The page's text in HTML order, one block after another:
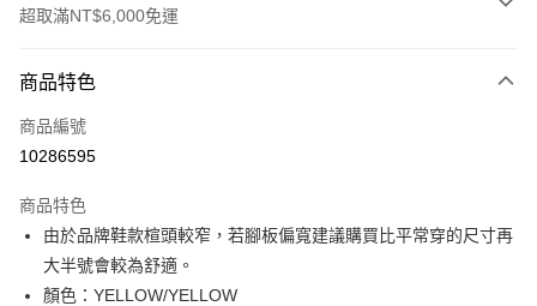
超取滿NT$6,000免運
信用卡一次付款
超商取貨付款
Apple Pay
ATM付款
商品特色
商品編號
10286595
商品特色
由於品牌鞋款楦頭較窄，若腳板偏寬建議購買比平常穿的尺寸再
大半號會較為舒適。
顏色：YELLOW/YELLOW